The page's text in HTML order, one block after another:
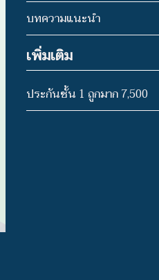
บทความแนะนำ
เพิ่มเติม
ประกันชั้น 1 ถูกมาก 7,500